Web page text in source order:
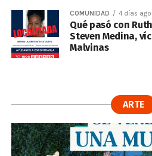
COMUNIDAD 4 días ago
Qué pasó con
Steven Medina,
Malvinas
ARTE